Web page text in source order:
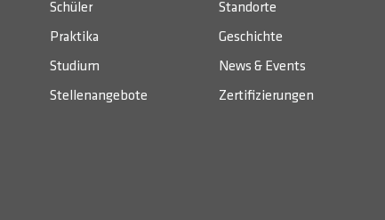
Schüler
Praktika
Studium
Stellenangebote
Standorte
Geschichte
News & Events
Zertifizierungen